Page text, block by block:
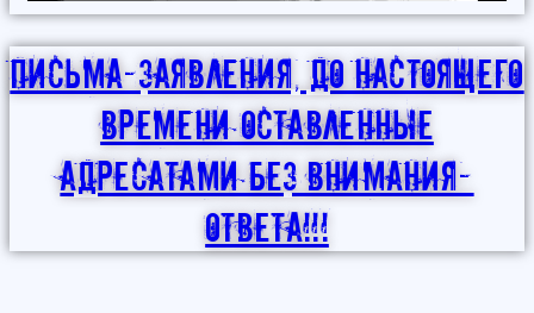
Письма-заявления, до настоящего
времени оставленные
адресатами без внимания-
ответа!!!